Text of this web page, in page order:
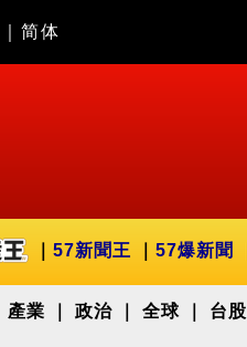
简体
57新聞王 57爆新聞
產業 政治 全球 台股